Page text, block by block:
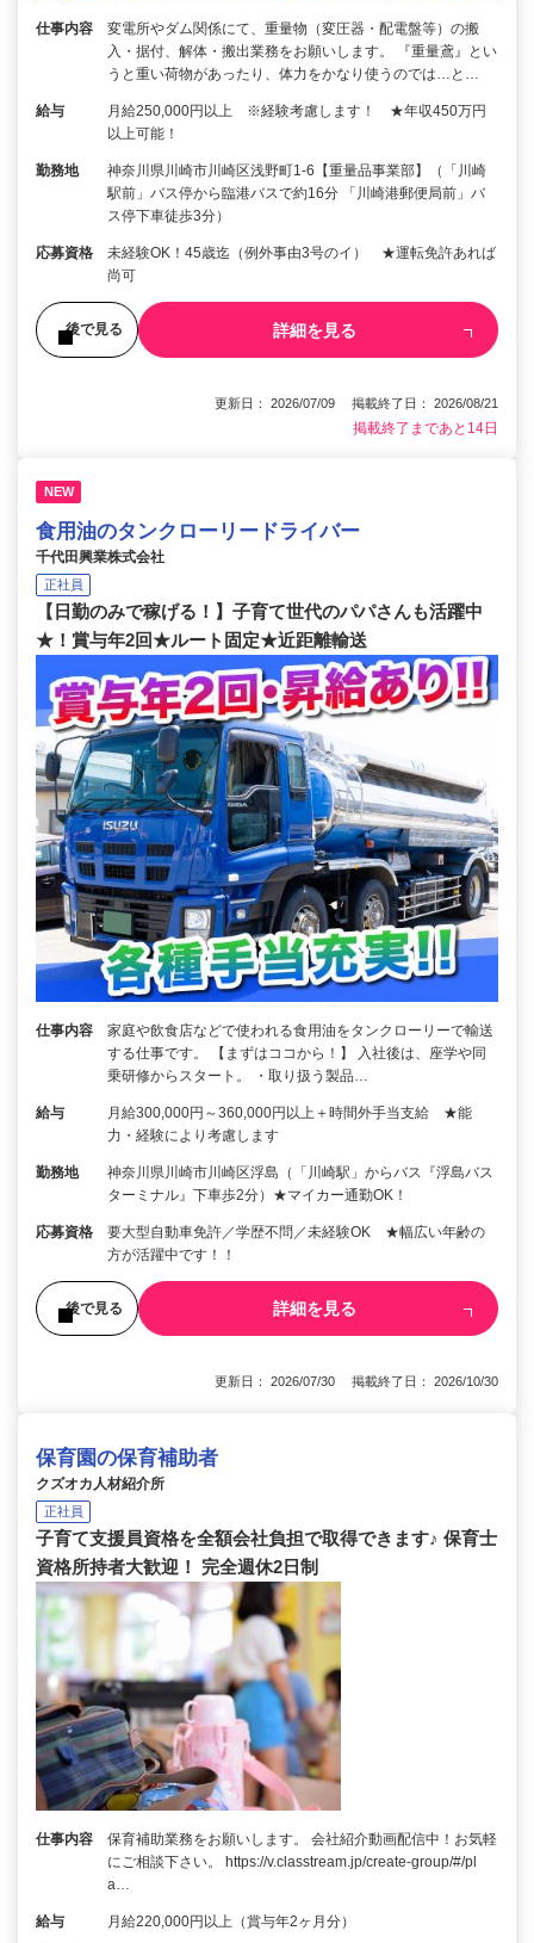
仕事内容
変電所やダム関係にて、重量物（変圧器・配電盤等）の搬
入・据付、解体・搬出業務をお願いします。 『重量鳶』とい
うと重い荷物があったり、体力をかなり使うのでは…と…
給与
月給250,000円以上 ※経験考慮します！ ★年収450万円
以上可能！
勤務地
神奈川県川崎市川崎区浅野町1-6【重量品事業部】（「川崎
駅前」バス停から臨港バスで約16分 「川崎港郵便局前」バ
ス停下車徒歩3分）
応募資格
未経験OK！45歳迄（例外事由3号のイ） ★運転免許あれば
尚可
後で見る 詳細を見る
更新日： 2026/07/09 掲載終了日： 2026/08/21
掲載終了まであと14日
NEW
食用油のタンクローリードライバー
千代田興業株式会社
正社員
【日勤のみで稼げる！】子育て世代のパパさんも活躍中
★！賞与年2回★ルート固定★近距離輸送
仕事内容
家庭や飲食店などで使われる食用油をタンクローリーで輸送
する仕事です。 【まずはココから！】 入社後は、座学や同
乗研修からスタート。 ・取り扱う製品…
給与
月給300,000円～360,000円以上＋時間外手当支給 ★能
力・経験により考慮します
勤務地
神奈川県川崎市川崎区浮島（「川崎駅」からバス『浮島バス
ターミナル』下車歩2分）★マイカー通勤OK！
応募資格
要大型自動車免許／学歴不問／未経験OK ★幅広い年齢の
方が活躍中です！！
後で見る 詳細を見る
更新日： 2026/07/30 掲載終了日： 2026/10/30
保育園の保育補助者
クズオカ人材紹介所
正社員
子育て支援員資格を全額会社負担で取得できます♪ 保育士
資格所持者大歓迎！ 完全週休2日制
仕事内容
保育補助業務をお願いします。 会社紹介動画配信中！お気軽
にご相談下さい。 https://v.classtream.jp/create-group/#/pl
a…
給与 月給220,000円以上（賞与年2ヶ月分）